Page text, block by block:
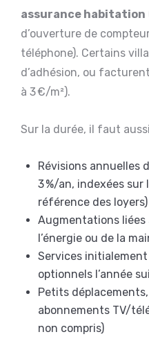
assurance habitation
d’ouverture de
téléphone). Certains
d’adhésion, ou
à 3 €/m²).
Sur la durée, il faut
Révisions annuelles
3 %/an, indexées sur
référence des loyers)
Augmentations liées
l’énergie ou de la
Services
optionnels l’année
Petits
abonnements TV/
non compris)